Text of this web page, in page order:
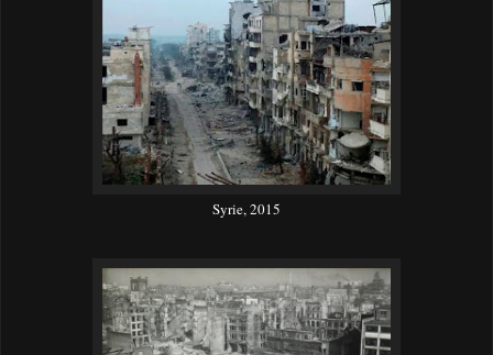
Syrie, 2015